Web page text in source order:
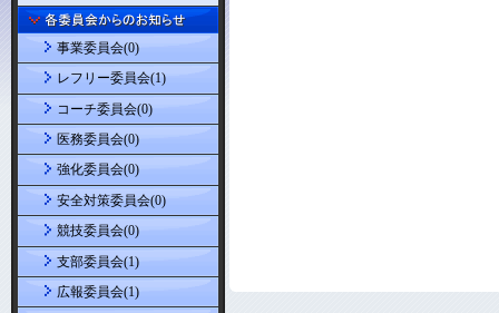
事業委員会(0)
レフリー委員会(1)
コーチ委員会(0)
医務委員会(0)
強化委員会(0)
安全対策委員会(0)
競技委員会(0)
支部委員会(1)
広報委員会(1)